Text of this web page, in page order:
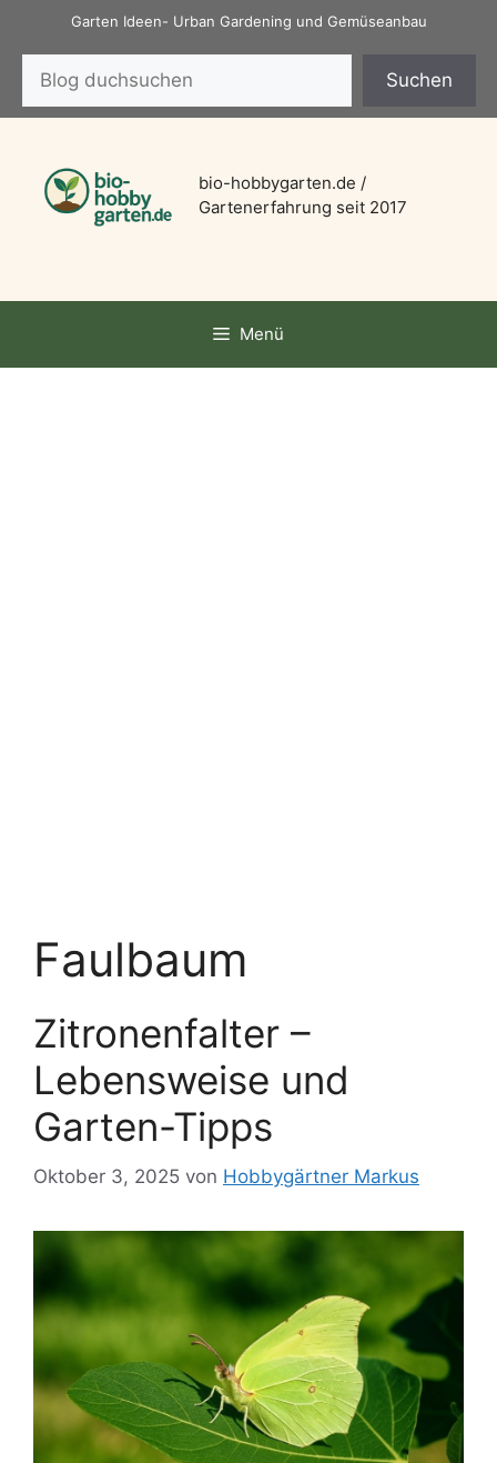
springen
Garten Ideen- Urban Gardening und Gemüseanbau
Suchen
bio-hobbygarten.de /
Gartenerfahrung seit 2017
Menü
Faulbaum
Zitronenfalter –
Lebensweise und
Garten-Tipps
Oktober 3, 2025 von Hobbygärtner Markus